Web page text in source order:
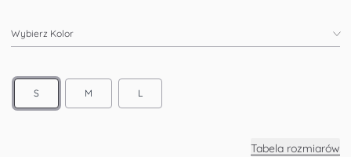
Wybierz Kolor
S M L
Tabela rozmiarów